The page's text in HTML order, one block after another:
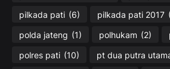
pilkada pati (6) pilkada pati 2017
polda jateng (1) polhukam (2)
polres pati (10) pt dua putra